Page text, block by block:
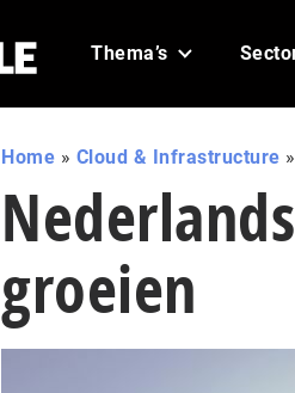
Thema’s
Home » Cloud & Infrastructure »
groeien